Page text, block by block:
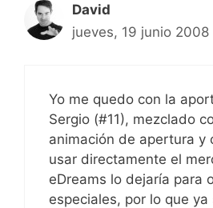
David
jueves, 19 junio 2008
Yo me quedo con la
Sergio (#11), mezclado
animación de apertura y
usar directamente el
eDreams lo dejaría para
especiales, por lo que ya